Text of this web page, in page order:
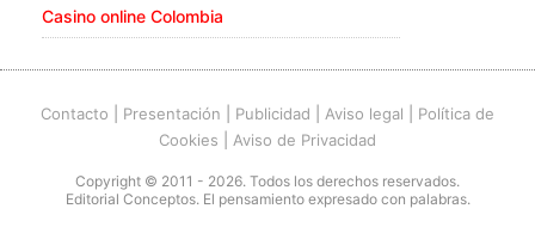
Casino online Colombia
Contacto Presentación Publicidad Aviso legal
Política de
Cookies
Aviso de Privacidad
Copyright © 2011 - 2026. Todos los derechos reservados.
Editorial Conceptos. El pensamiento expresado con palabras.